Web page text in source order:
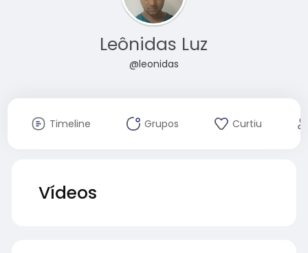
Leônidas Luz
@leonidas
Timeline Grupos Curtiu
Vídeos